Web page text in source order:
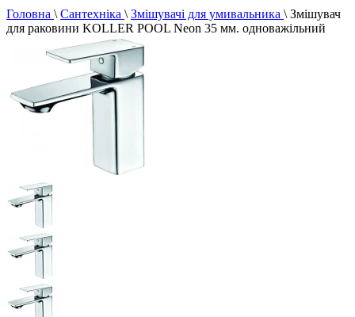
Головна \ Сантехніка \ Змішувачі для умивальника \ Змішувач
для раковини KOLLER POOL Neon 35 мм. одноважільний